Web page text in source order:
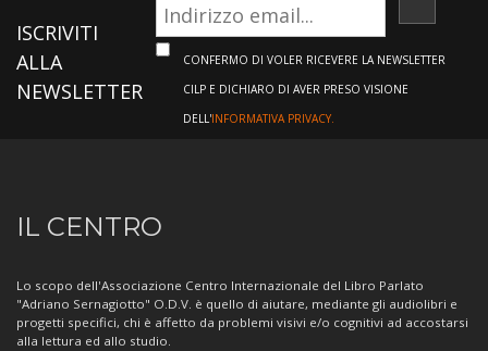
ISCRIVITI
ALLA
NEWSLETTER
CONFERMO DI VOLER RICEVERE LA NEWSLETTER
CILP E DICHIARO DI AVER PRESO VISIONE
DELL'INFORMATIVA PRIVACY.
Informazioni
sul
Centro
IL CENTRO
Lo scopo dell'Associazione Centro Internazionale del Libro Parlato
"Adriano Sernagiotto" O.D.V. è quello di aiutare, mediante gli audiolibri e
progetti specifici, chi è affetto da problemi visivi e/o cognitivi ad accostarsi
alla lettura ed allo studio.